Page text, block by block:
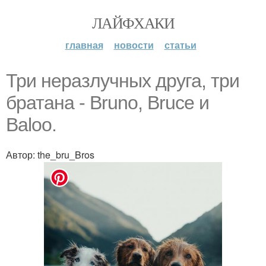
ЛАЙФХАКИ
главная новости статьи
Три неразлучных друга, три
братана - Bruno, Bruce и
Baloo.
Автор: the_bru_Bros